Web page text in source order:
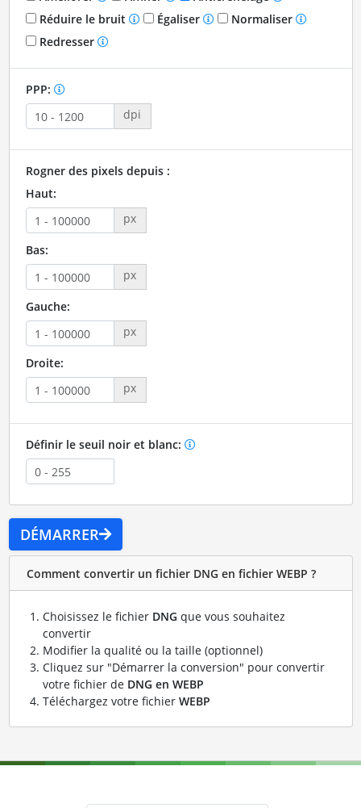
Réduire le bruit
Égaliser
Normaliser
Redresser
PPP:
dpi
Rogner des pixels depuis :
Haut:
px
Bas:
px
Gauche:
px
Droite:
px
Définir le seuil noir et blanc:
DÉMARRER
Comment convertir un fichier DNG en fichier WEBP ?
Choisissez le fichier DNG que vous souhaitez
convertir
Modifier la qualité ou la taille (optionnel)
Cliquez sur "Démarrer la conversion" pour convertir
votre fichier de DNG en WEBP
Téléchargez votre fichier WEBP